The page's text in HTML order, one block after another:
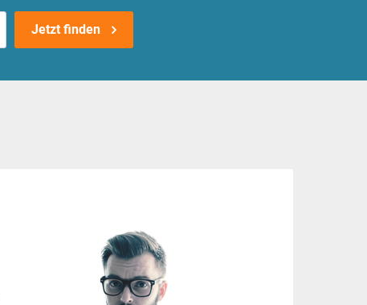
Jetzt finden